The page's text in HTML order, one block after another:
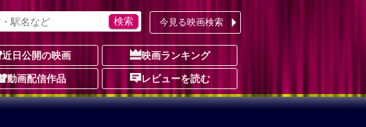
今見る映画検索
近日公開の映画 映画ランキング
動画配信作品 レビューを読む